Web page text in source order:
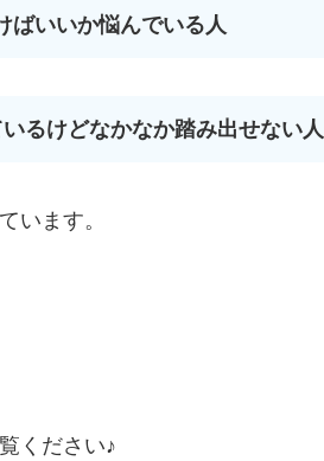
ばいいか悩んでいる人
るけどなかなか踏み出せない人
います。
ください♪